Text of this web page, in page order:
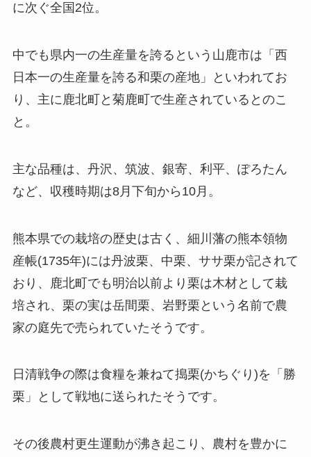
に次ぐ全国2位。
中でも県内一の生産量を誇るという山鹿市は「西
日本一の生産量を誇る和栗の産地」といわれてお
り、主に鹿北町と菊鹿町で生産されているとのこ
と。
主な品種は、丹沢、筑波、銀寄、利平、ぽろたん
など、収穫時期は8月下旬から10月。
熊本県での栽培の歴史は古く、細川藩の熊本領物
産帳(1735年)には丹波栗、中栗、ササ栗が記されて
おり、鹿北町でも明治以前より栗は木材として栽
培され、栗の実は岳間栗、岩野栗という名前で農
家の庭先で売られていたそうです。
日清戦争の際は食糧を兼ねて搗栗(かちぐり)を「勝
栗」として戦地に送られたそうです。
その後農村更生運動が沸き起こり、農村を豊かに